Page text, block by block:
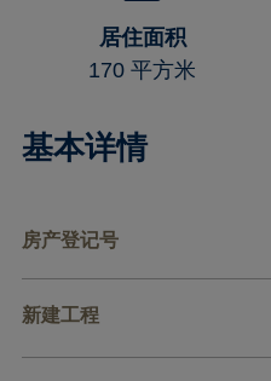
居住面积
170 平方米
基本详情
房产登记号
新建工程